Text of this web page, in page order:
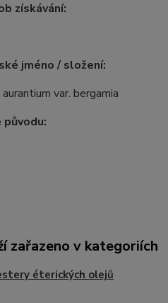
získávání:
jméno / složení:
var. bergamia
původu:
zařazeno v kategoriích
éterických olejů